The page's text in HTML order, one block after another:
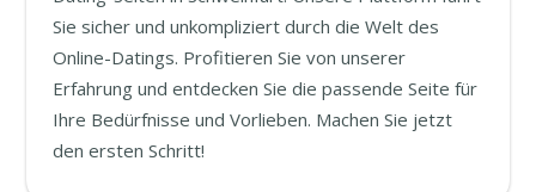
Sie sicher und unkompliziert durch die Welt des
Online-Datings. Profitieren Sie von unserer
Erfahrung und entdecken Sie die passende Seite für
Ihre Bedürfnisse und Vorlieben. Machen Sie jetzt
den ersten Schritt!